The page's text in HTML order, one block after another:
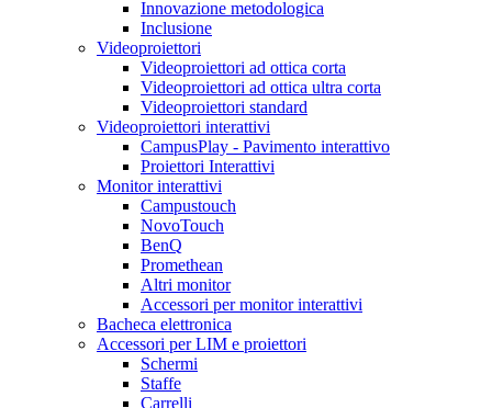
Innovazione metodologica
Inclusione
Videoproiettori
Videoproiettori ad ottica corta
Videoproiettori ad ottica ultra corta
Videoproiettori standard
Videoproiettori interattivi
CampusPlay - Pavimento interattivo
Proiettori Interattivi
Monitor interattivi
Campustouch
NovoTouch
BenQ
Promethean
Altri monitor
Accessori per monitor interattivi
Bacheca elettronica
Accessori per LIM e proiettori
Schermi
Staffe
Carrelli